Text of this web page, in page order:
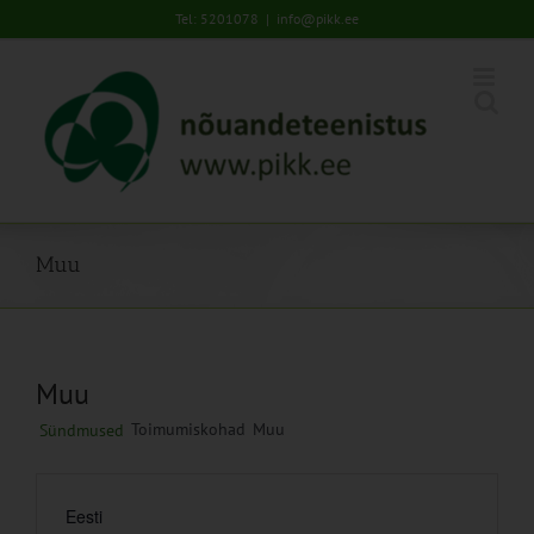
to
Tel: 5201078 | info@pikk.ee
Muu
Muu
Sündmused Toimumiskohad Muu
Eesti